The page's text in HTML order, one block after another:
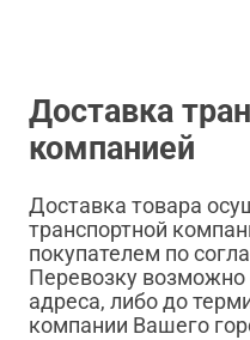
Доставка
компанией
Доставка товара
транспортной
покупателем по
Перевозку
адреса, либо до
компании Вашего